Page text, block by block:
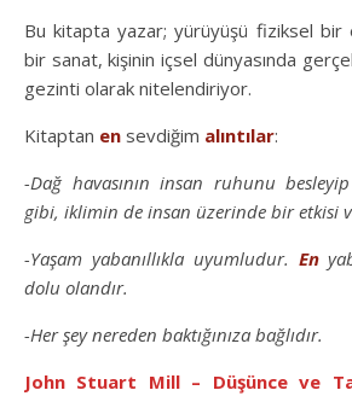
Bu kitapta yazar; yürüyüşü fiziksel bir
bir sanat, kişinin içsel dünyasında
gezinti olarak nitelendiriyor.
Kitaptan en sevdiğim alıntılar:
-Dağ havasının insan ruhunu
gibi, iklimin de insan üzerinde bir etkisi
-Yaşam yabanıllıkla uyumludur. En
dolu olandır.
-Her şey nereden baktığınıza bağlıdır.
John Stuart Mill – Düşünce ve